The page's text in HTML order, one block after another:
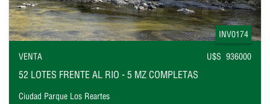
INV0174
VENTA U$S 936000
52 LOTES FRENTE AL RIO - 5 MZ COMPLETAS
Ciudad Parque Los Reartes